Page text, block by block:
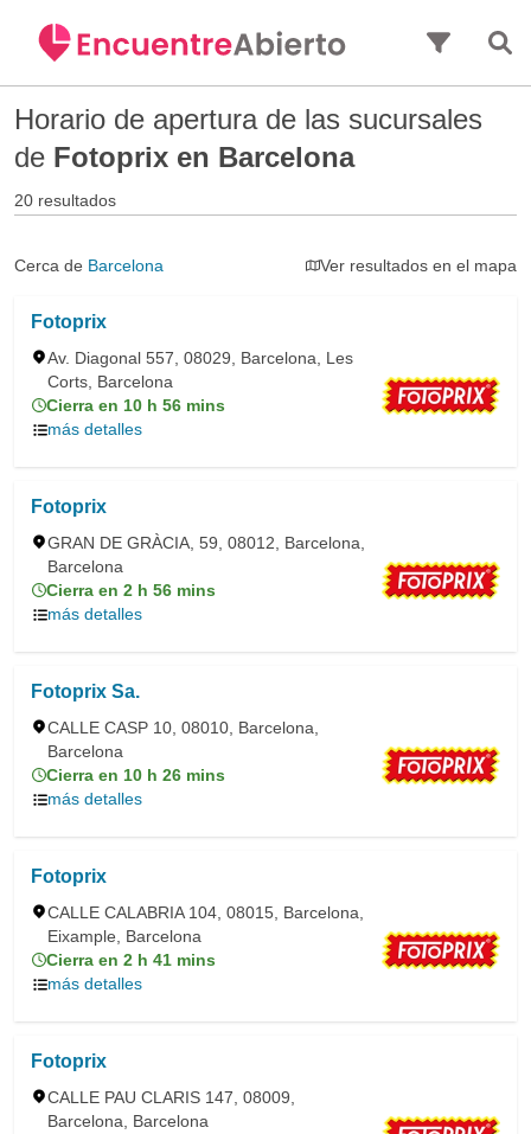
Horario de apertura de las sucursales
de Fotoprix en Barcelona
20 resultados
Cerca de Barcelona Ver resultados en el mapa
Fotoprix
Av. Diagonal 557, 08029, Barcelona, Les
Corts, Barcelona
Cierra en 10 h 56 mins
más detalles
Fotoprix
GRAN DE GRÀCIA, 59, 08012, Barcelona,
Barcelona
Cierra en 2 h 56 mins
más detalles
Fotoprix Sa.
CALLE CASP 10, 08010, Barcelona,
Barcelona
Cierra en 10 h 26 mins
más detalles
Fotoprix
CALLE CALABRIA 104, 08015, Barcelona,
Eixample, Barcelona
Cierra en 2 h 41 mins
más detalles
Fotoprix
CALLE PAU CLARIS 147, 08009,
Barcelona, Barcelona